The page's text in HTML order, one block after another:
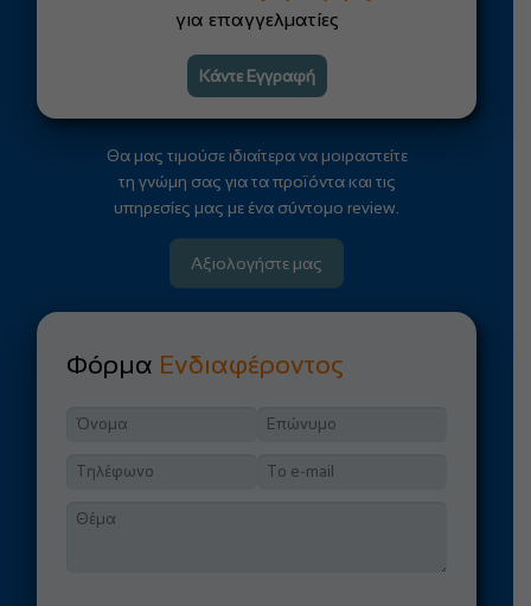
για επαγγελματίες
Κάντε Εγγραφή
Θα μας τιμούσε ιδιαίτερα να μοιραστείτε
τη γνώμη σας για τα προϊόντα και τις
υπηρεσίες μας με ένα σύντομο review.
Αξιολογήστε μας
Φόρμα Ενδιαφέροντος